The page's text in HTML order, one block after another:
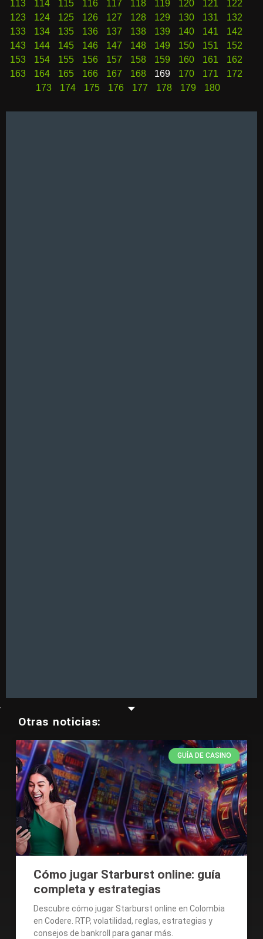
113
114 115 116 117 118 119 120 121
122
123
124 125 126 127 128 129 130 131
132
133
134 135 136 137 138 139 140 141
142
143
144 145 146 147 148 149 150 151
152
153
154 155 156 157 158 159 160 161
162
163
164 165 166 167 168 169 170 171
172
173
174 175 176 177 178 179 180
Otras noticias:
GUÍA DE CASINO
Cómo jugar Starburst online: guía
completa y estrategias
Descubre cómo jugar Starburst online en Colombia
en Codere. RTP, volatilidad, reglas, estrategias y
consejos de bankroll para ganar más.